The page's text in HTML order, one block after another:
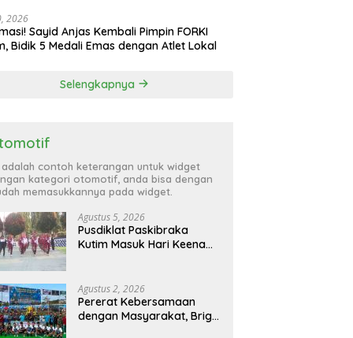
2026
Sayid Anjas Kembali Pimpin FORKI
Bidik 5 Medali Emas dengan Atlet Lokal
Selengkapnya
adalah contoh keterangan untuk widget
kategori otomotif, anda bisa dengan
memasukkannya pada widget.
Agustus 5, 2026
Pusdiklat Paskibraka
Kutim Masuk Hari Keenam,
Agustus 2, 2026
Pererat Kebersamaan
dengan Masyarakat, Brigif